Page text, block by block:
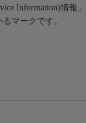
Information)情報
マークです。